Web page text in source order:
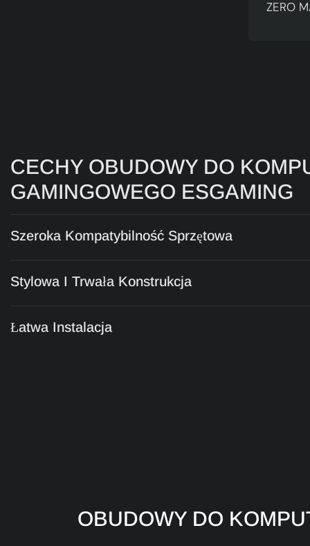
ZERO
CECHY OBUDOWY DO
GAMINGOWEGO ESGAMING
Szeroka Kompatybilność Sprzętowa
Stylowa I Trwała Konstrukcja
Łatwa Instalacja
OBUDOWY DO